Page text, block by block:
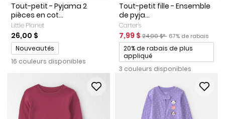
Tout-petit - Pyjama 2
pièces en cot...
Little Planet
26,00 $
Promotions
Nouveautés
16 couleurs disponibles
Tout-petit fille - Ensemble
de pyja...
Carter's
Prix de solde
7,99 $ Prix ​​de détail suggéré par le
24,00 $* Pourcentage de
67% de rabais
Promotions
20% de rabais de plus
appliqué
3 couleurs disponibles